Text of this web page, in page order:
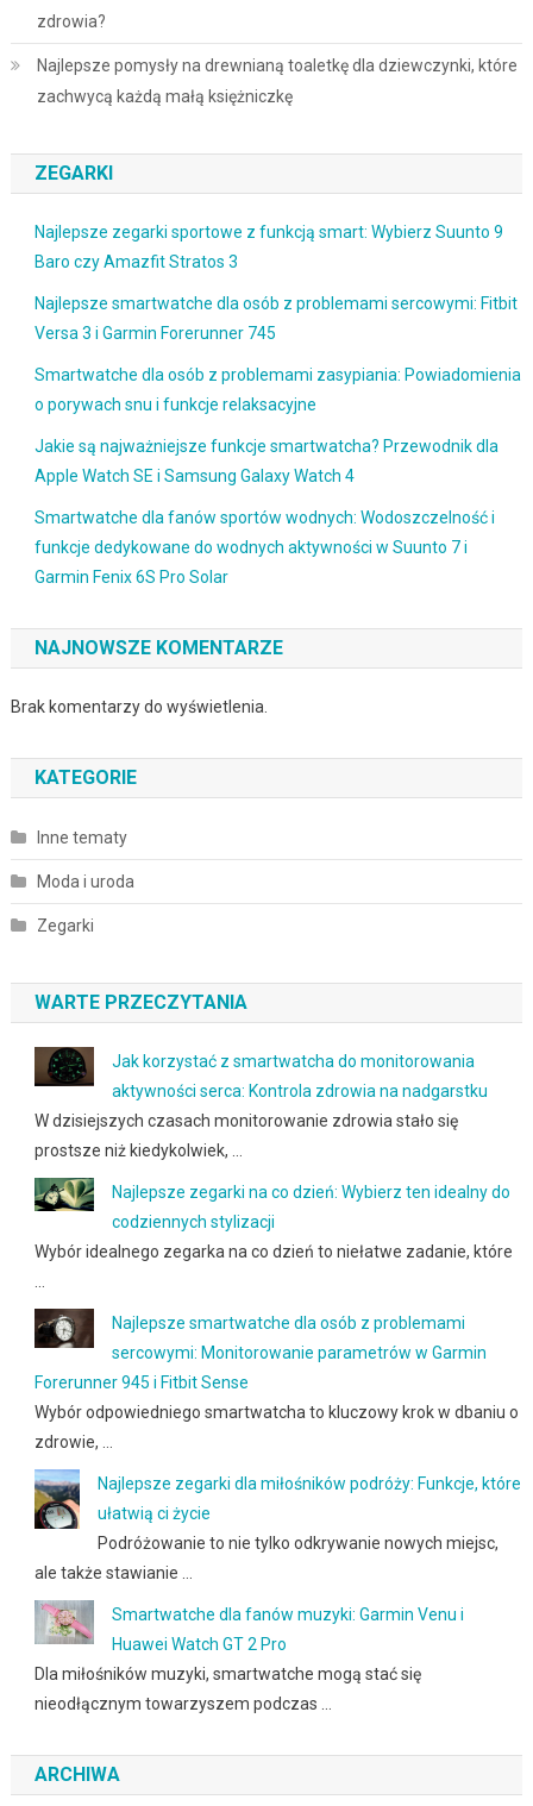
zdrowia?
Najlepsze pomysły na drewnianą toaletkę dla dziewczynki, które
zachwycą każdą małą księżniczkę
ZEGARKI
Najlepsze zegarki sportowe z funkcją smart: Wybierz Suunto 9
Baro czy Amazfit Stratos 3
Najlepsze smartwatche dla osób z problemami sercowymi: Fitbit
Versa 3 i Garmin Forerunner 745
Smartwatche dla osób z problemami zasypiania: Powiadomienia
o porywach snu i funkcje relaksacyjne
Jakie są najważniejsze funkcje smartwatcha? Przewodnik dla
Apple Watch SE i Samsung Galaxy Watch 4
Smartwatche dla fanów sportów wodnych: Wodoszczelność i
funkcje dedykowane do wodnych aktywności w Suunto 7 i
Garmin Fenix 6S Pro Solar
NAJNOWSZE KOMENTARZE
Brak komentarzy do wyświetlenia.
KATEGORIE
Inne tematy
Moda i uroda
Zegarki
WARTE PRZECZYTANIA
Jak korzystać z smartwatcha do monitorowania
aktywności serca: Kontrola zdrowia na nadgarstku
W dzisiejszych czasach monitorowanie zdrowia stało się
prostsze niż kiedykolwiek, …
Najlepsze zegarki na co dzień: Wybierz ten idealny do
codziennych stylizacji
Wybór idealnego zegarka na co dzień to niełatwe zadanie, które
Najlepsze smartwatche dla osób z problemami
sercowymi: Monitorowanie parametrów w Garmin
Forerunner 945 i Fitbit Sense
Wybór odpowiedniego smartwatcha to kluczowy krok w dbaniu o
zdrowie, …
Najlepsze zegarki dla miłośników podróży: Funkcje, które
ułatwią ci życie
Podróżowanie to nie tylko odkrywanie nowych miejsc,
ale także stawianie …
Smartwatche dla fanów muzyki: Garmin Venu i
Huawei Watch GT 2 Pro
Dla miłośników muzyki, smartwatche mogą stać się
nieodłącznym towarzyszem podczas …
ARCHIWA